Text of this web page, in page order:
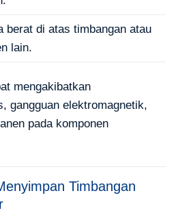
berat di atas timbangan atau
lain.
mengakibatkan
gangguan elektromagnetik,
pada komponen
Timbangan